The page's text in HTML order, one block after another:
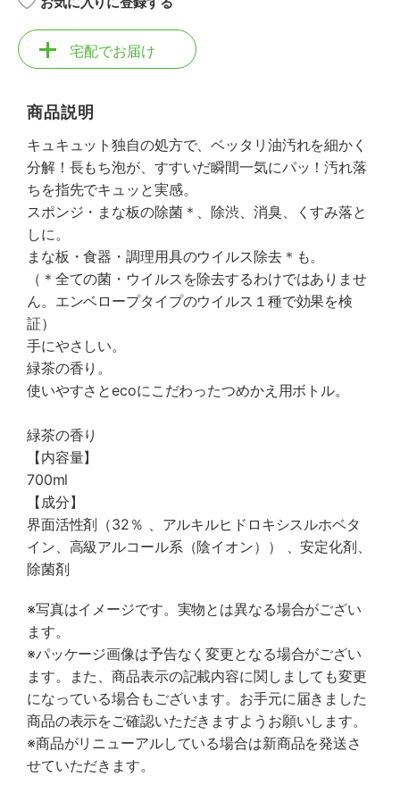
宅配でお届け
商品説明
キュキュット独自の処方で、ベッタリ油汚れを細かく
分解！長もち泡が、すすいだ瞬間一気にパッ！汚れ落
ちを指先でキュッと実感。
スポンジ・まな板の除菌＊、除渋、消臭、くすみ落と
しに。
まな板・食器・調理用具のウイルス除去＊も。
（＊全ての菌・ウイルスを除去するわけではありませ
ん。エンベロープタイプのウイルス１種で効果を検
証）
手にやさしい。
緑茶の香り。
使いやすさとecoにこだわったつめかえ用ボトル。
緑茶の香り
【内容量】
700ml
【成分】
界面活性剤（32％ 、アルキルヒドロキシスルホベタ
イン、高級アルコール系（陰イオン）） 、安定化剤、
除菌剤
※写真はイメージです。実物とは異なる場合がござい
ます。
※パッケージ画像は予告なく変更となる場合がござい
ます。また、商品表示の記載内容に関しましても変更
になっている場合もございます。お手元に届きました
商品の表示をご確認いただきますようお願いします。
※商品がリニューアルしている場合は新商品を発送さ
せていただきます。